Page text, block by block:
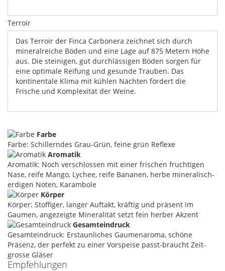
Terroir
Das Terroir der Finca Carbonera zeichnet sich durch
mineralreiche Böden und eine Lage auf 875 Metern Höhe
aus. Die steinigen, gut durchlässigen Böden sorgen für
eine optimale Reifung und gesunde Trauben. Das
kontinentale Klima mit kühlen Nächten fördert die
Frische und Komplexität der Weine.
Farbe
Farbe: Schillerndes Grau-Grün, feine grün Reflexe
Aromatik
Aromatik: Noch verschlossen mit einer frischen fruchtigen
Nase, reife Mango, Lychee, reife Bananen, herbe mineralisch-
erdigen Noten, Karambole
Körper
Körper: Stoffiger, langer Auftakt, kräftig und präsent im
Gaumen, angezeigte Mineralität setzt fein herber Akzent
Gesamteindruck
Gesamteindruck: Erstaunliches Gaumenaroma, schöne
Präsenz, der perfekt zu einer Vorspeise passt-braucht Zeit-
grosse Gläser
Empfehlungen